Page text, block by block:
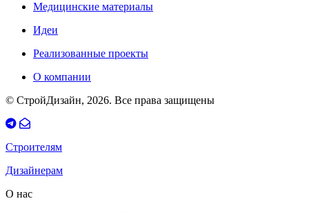
Медицинские материалы
Идеи
Реализованные проекты
О компании
© СтройДизайн, 2026. Все права защищены
Строителям
Дизайнерам
О нас